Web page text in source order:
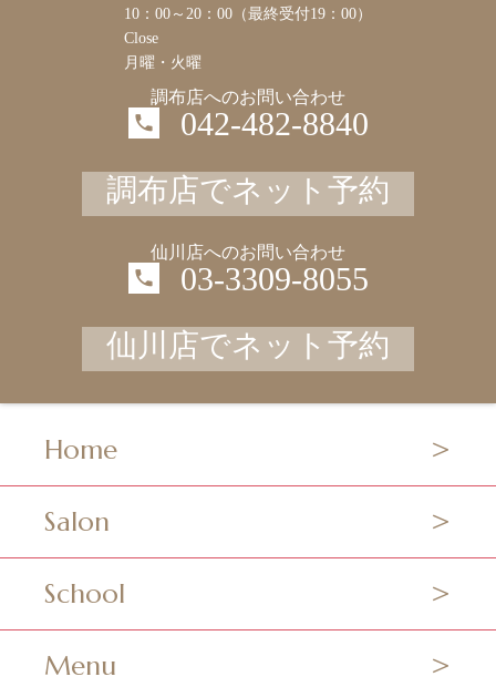
10：00～20：00（最終受付19：00）
Close
月曜・火曜
調布店へのお問い合わせ
042-482-8840
調布店でネット予約
仙川店へのお問い合わせ
03-3309-8055
仙川店でネット予約
Home
Salon
School
Menu